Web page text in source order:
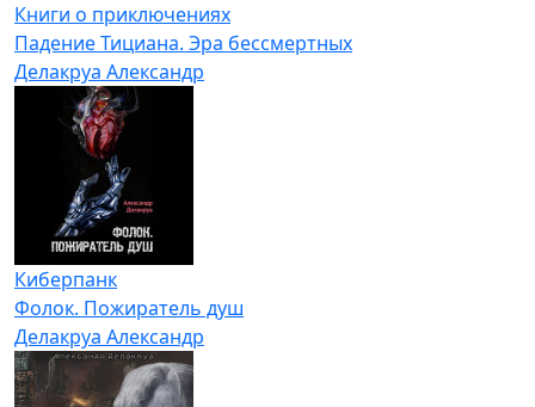
Книги о приключениях
Падение Тициана. Эра бессмертных
Делакруа Александр
Киберпанк
Фолок. Пожиратель душ
Делакруа Александр